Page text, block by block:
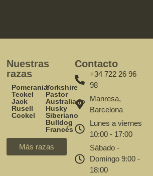
Nuestras
razas
Pomerania
Teckel
Jack
Rusell
Cockel
Yorkshire
Pastor
Australiano
Husky
Siberiano
Bulldog
Francés
Más razas
Contacto
+34 722 26 96
98
Manresa,
Barcelona
Lunes a viernes
10:00 - 17:00
Sábado -
Domingo 9:00 -
18:00